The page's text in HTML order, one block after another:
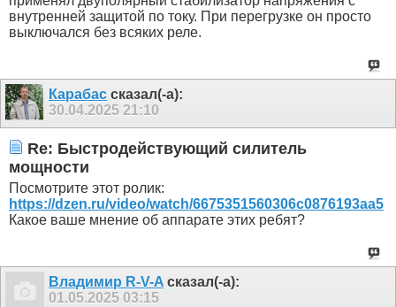
внутренней защитой по току. При перегрузке он просто
выключался без всяких реле.
Карабас сказал(-а):
30.04.2025 21:10
Re: Быстродействующий силитель
мощности
Посмотрите этот ролик:
https://dzen.ru/video/watch/6675351560306c0876193aa5
Какое ваше мнение об аппарате этих ребят?
Владимир R-V-A сказал(-а):
01.05.2025 03:15